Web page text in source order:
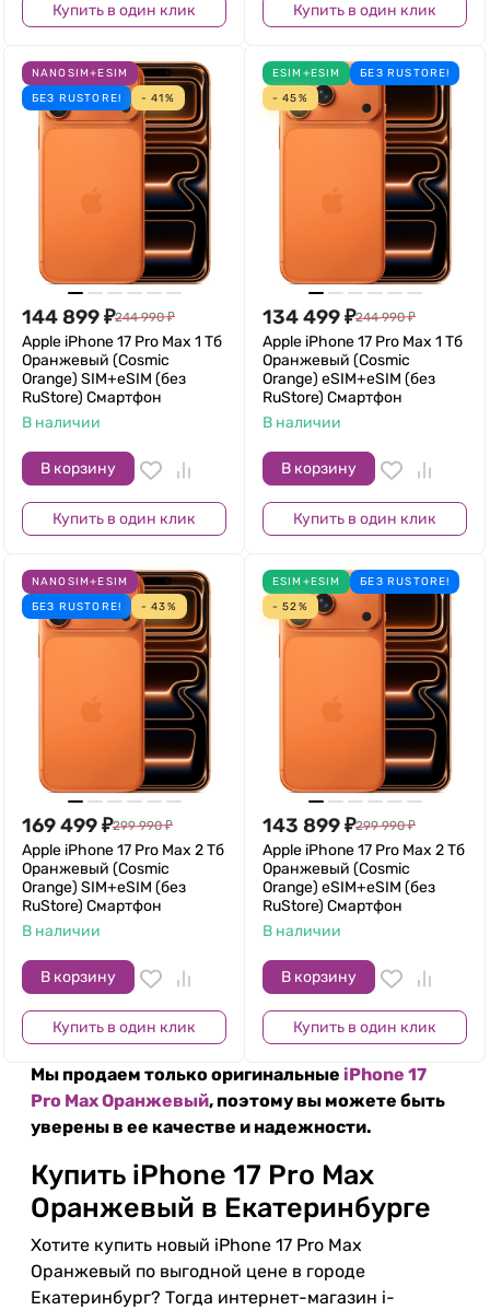
Купить в один клик Купить в один клик
NANOSIM+ESIM
БЕЗ RUSTORE!
- 41%
144 899₽244 990 ₽
Apple iPhone 17 Pro Max 1 Тб
Оранжевый (Cosmic
Orange) SIM+eSIM (без
RuStore) Смартфон
В наличии
В корзину
Купить в один клик
ESIM+ESIM
БЕЗ RUSTORE!
- 45%
134 499₽244 990 ₽
Apple iPhone 17 Pro Max 1 Тб
Оранжевый (Cosmic
Orange) eSIM+eSIM (без
RuStore) Смартфон
В наличии
В корзину
Купить в один клик
NANOSIM+ESIM
БЕЗ RUSTORE!
- 43%
169 499₽299 990 ₽
Apple iPhone 17 Pro Max 2 Тб
Оранжевый (Cosmic
Orange) SIM+eSIM (без
RuStore) Смартфон
В наличии
В корзину
Купить в один клик
ESIM+ESIM
БЕЗ RUSTORE!
- 52%
143 899₽299 990 ₽
Apple iPhone 17 Pro Max 2 Тб
Оранжевый (Cosmic
Orange) eSIM+eSIM (без
RuStore) Смартфон
В наличии
В корзину
Купить в один клик
Мы продаем только оригинальные iPhone 17
Pro Max Оранжевый, поэтому вы можете быть
уверены в ее качестве и надежности.
Купить iPhone 17 Pro Max
Оранжевый в Екатеринбурге
Хотите купить новый iPhone 17 Pro Max
Оранжевый по выгодной цене в городе
Екатеринбург? Тогда интернет-магазин i-